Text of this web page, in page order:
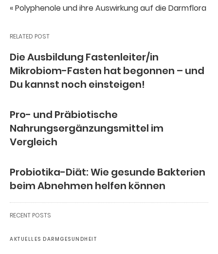
« Polyphenole und ihre Auswirkung auf die Darmflora
RELATED POST
Die Ausbildung Fastenleiter/in
Mikrobiom-Fasten hat begonnen – und
Du kannst noch einsteigen!
Pro- und Präbiotische
Nahrungsergänzungsmittel im
Vergleich
Probiotika-Diät: Wie gesunde Bakterien
beim Abnehmen helfen können
RECENT POSTS
AKTUELLES DARMGESUNDHEIT